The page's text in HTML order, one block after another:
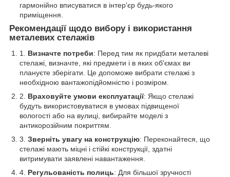
гармонійно вписуватися в інтер'єр будь-якого
приміщення.
Рекомендації щодо вибору і використання
металевих стелажів
Визначте потреби: Перед тим як придбати металеві
стелажі, визначте, які предмети і в яких об'ємах ви
плануєте зберігати. Це допоможе вибрати стелажі з
необхідною вантажопідйомністю і розміром.
Враховуйте умови експлуатації: Якщо стелажі
будуть використовуватися в умовах підвищеної
вологості або на вулиці, вибирайте моделі з
антикорозійним покриттям.
Зверніть увагу на конструкцію: Переконайтеся, що
стелажі мають міцні і стійкі конструкції, здатні
витримувати заявлені навантаження.
Регульованість полиць: Для більшої зручності